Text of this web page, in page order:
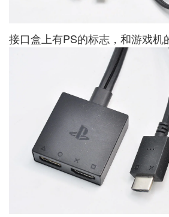
接口盒上有PS的标志，和游戏机